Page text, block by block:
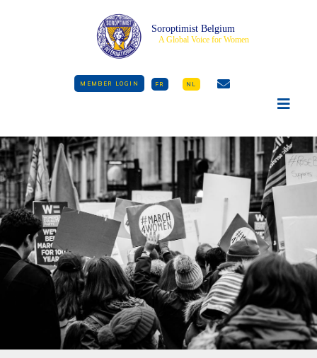
Soroptimist Belgium
A Global Voice for Women
MEMBER LOGIN FR NL